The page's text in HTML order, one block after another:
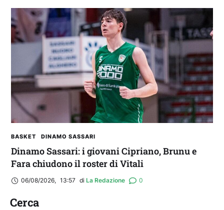
BASKET DINAMO SASSARI
Dinamo Sassari: i giovani Cipriano, Brunu e
Fara chiudono il roster di Vitali
06/08/2026, 13:57 di La Redazione 0
Cerca